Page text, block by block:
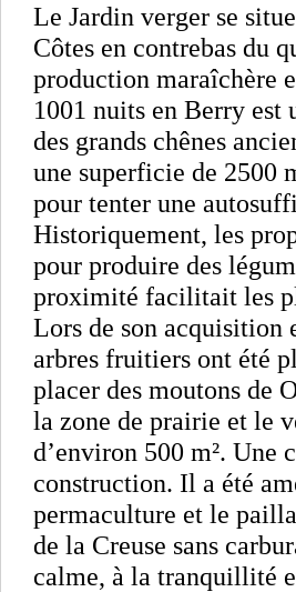
Le Jardin verger se
Côtes en contrebas du
production maraîchère
1001 nuits en Berry est
des grands chênes
une superficie de 2500
pour tenter une
Historiquement, les
pour produire des
proximité facilitait les
Lors de son acquisition
arbres fruitiers ont été
placer des moutons de
la zone de prairie et le
d’environ 500 m². Une
construction. Il a été
permaculture et le
de la Creuse sans
calme, à la tranquillité